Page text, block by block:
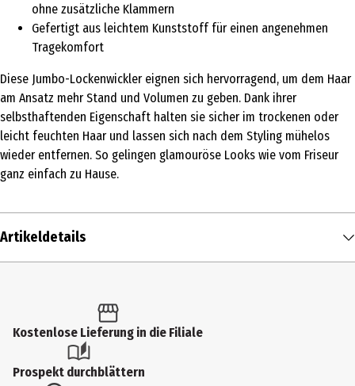
ohne zusätzliche Klammern
Gefertigt aus leichtem Kunststoff für einen angenehmen
Tragekomfort
Diese Jumbo-Lockenwickler eignen sich hervorragend, um dem Haar
am Ansatz mehr Stand und Volumen zu geben. Dank ihrer
selbsthaftenden Eigenschaft halten sie sicher im trockenen oder
leicht feuchten Haar und lassen sich nach dem Styling mühelos
wieder entfernen. So gelingen glamouröse Looks wie vom Friseur
ganz einfach zu Hause.
Artikeldetails
Produkttyp
Lockenwickler & Zubehör
Kostenlose Lieferung in die Filiale
Prospekt durchblättern